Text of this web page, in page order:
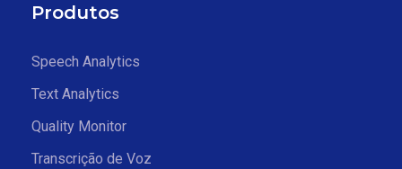
Produtos
Speech Analytics
Text Analytics
Quality Monitor
Transcrição de Voz